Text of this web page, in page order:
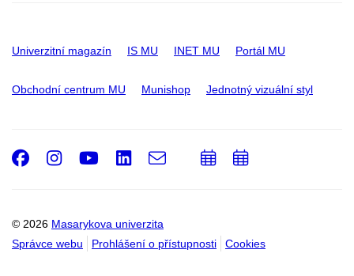
Univerzitní magazín IS MU INET MU Portál MU
Obchodní centrum MU Munishop Jednotný vizuální styl
© 2026 Masarykova univerzita
Správce webu
Prohlášení o přístupnosti Cookies
Facebook
Instagram
Youtube
LinkedIn
e-
PřidatPřidat